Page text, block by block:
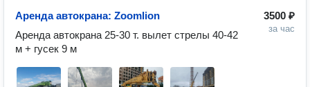
3500 ₽
за час
Аренда автокрана: Zoomlion
Аренда автокрана 25-30 т. вылет стрелы 40-42
м + гусек 9 м